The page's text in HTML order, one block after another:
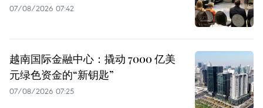
07/08/2026 07:42
越南国际金融中心：撬动 7000 亿美
元绿色资金的“新钥匙”
07/08/2026 07:25